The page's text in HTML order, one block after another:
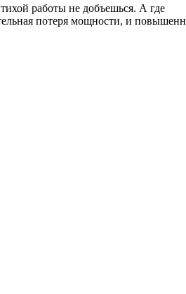
работы не добъешься. А где
потеря мощности, и